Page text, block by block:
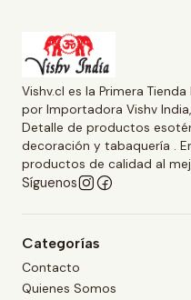
Vishv.cl es la Primera
por Importadora Vishv
Detalle de productos
decoración y tabaquería .
productos de calidad al
Síguenos
Categorías
Contacto
Quienes Somos